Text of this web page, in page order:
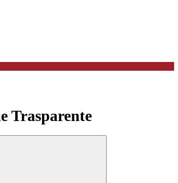
Trasparente